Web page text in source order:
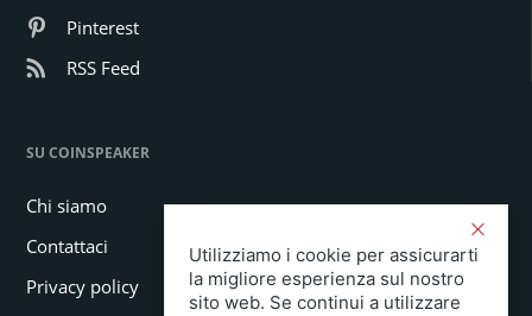
Pinterest
RSS Feed
SU COINSPEAKER
Chi siamo
Contattaci
Privacy policy
Utilizziamo i cookie per assicurarti
la migliore esperienza sul nostro
sito web. Se continui a utilizzare